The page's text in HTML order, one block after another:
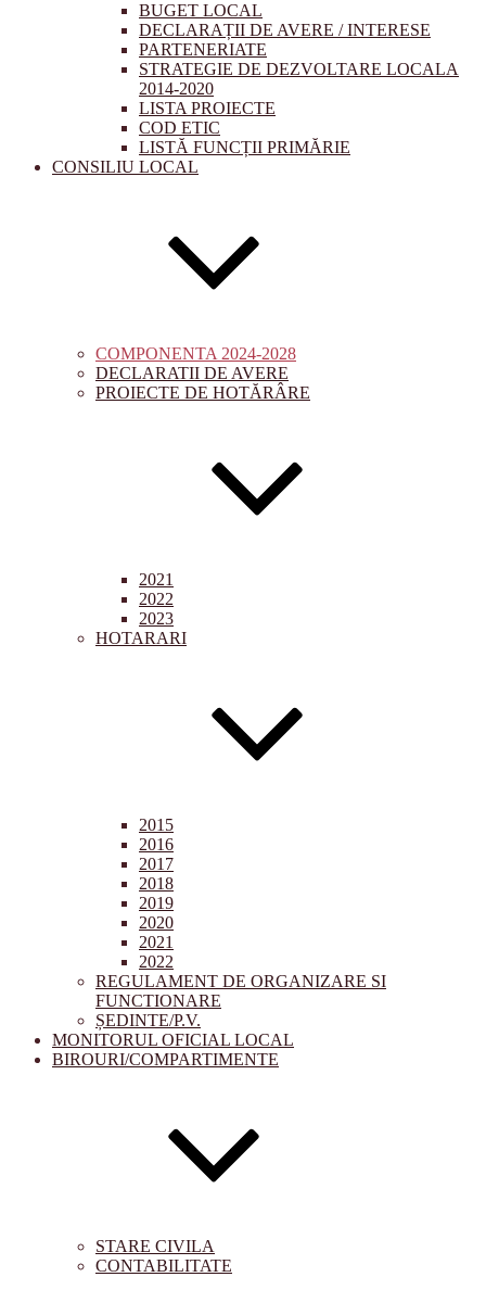
BUGET LOCAL
DECLARAȚII DE AVERE / INTERESE
PARTENERIATE
STRATEGIE DE DEZVOLTARE LOCALA
2014-2020
LISTA PROIECTE
COD ETIC
LISTĂ FUNCȚII PRIMĂRIE
CONSILIU LOCAL
COMPONENTA 2024-2028
DECLARATII DE AVERE
PROIECTE DE HOTĂRÂRE
2021
2022
2023
HOTARARI
2015
2016
2017
2018
2019
2020
2021
2022
REGULAMENT DE ORGANIZARE SI
FUNCTIONARE
ȘEDINTE/P.V.
MONITORUL OFICIAL LOCAL
BIROURI/COMPARTIMENTE
STARE CIVILA
CONTABILITATE